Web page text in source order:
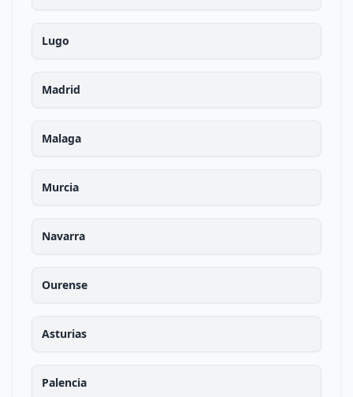
Lugo
Madrid
Malaga
Murcia
Navarra
Ourense
Asturias
Palencia